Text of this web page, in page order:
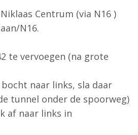
Centrum (via N16 )
N16.
te vervoegen (na grote
naar links, sla daar
tunnel onder de spoorweg)
af naar links in